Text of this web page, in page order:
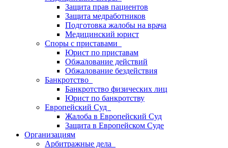
Защита прав пациентов
Защита медработников
Подготовка жалобы на врача
Медицинский юрист
Споры с приставами
Юрист по приставам
Обжалование действий
Обжалование бездействия
Банкротство
Банкротство физических лиц
Юрист по банкротству
Европейский Суд
Жалоба в Европейский Суд
Защита в Европейском Суде
Организациям
Арбитражные дела